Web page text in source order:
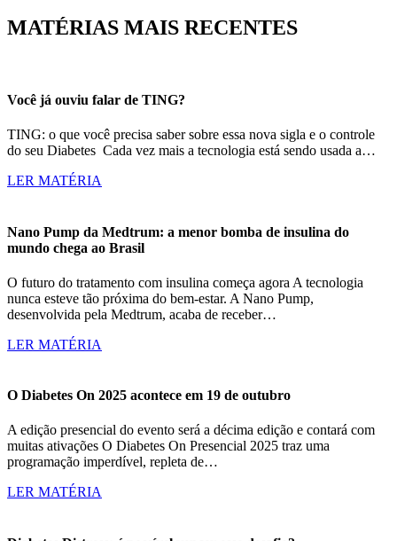
MATÉRIAS MAIS RECENTES
Você já ouviu falar de TING?
TING: o que você precisa saber sobre essa nova sigla e o controle
do seu Diabetes Cada vez mais a tecnologia está sendo usada a…
LER MATÉRIA
Nano Pump da Medtrum: a menor bomba de insulina do
mundo chega ao Brasil
O futuro do tratamento com insulina começa agora A tecnologia
nunca esteve tão próxima do bem-estar. A Nano Pump,
desenvolvida pela Medtrum, acaba de receber…
LER MATÉRIA
O Diabetes On 2025 acontece em 19 de outubro
A edição presencial do evento será a décima edição e contará com
muitas ativações O Diabetes On Presencial 2025 traz uma
programação imperdível, repleta de…
LER MATÉRIA